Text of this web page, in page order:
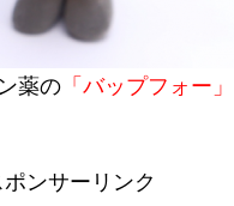
薬の 「バップフォー」
ポンサーリンク